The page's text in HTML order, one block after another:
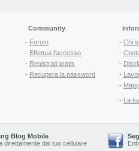
Community
- Forum
- Effettua l'accesso
- Registrati gratis
- Recupera la password
- Chi
-
-
-
-
- La
Blog Mobile
direttamente dal tuo cellulare